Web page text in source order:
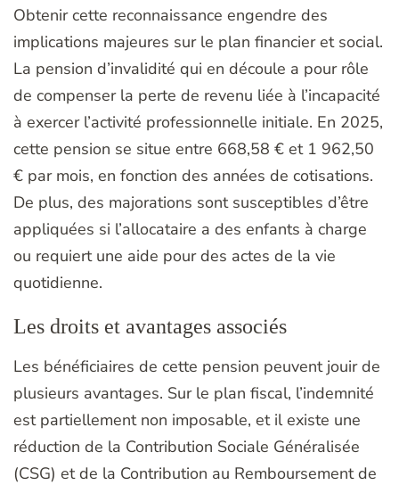
Obtenir cette reconnaissance engendre des
implications majeures sur le plan financier et social.
La pension d’invalidité qui en découle a pour rôle
de compenser la perte de revenu liée à l’incapacité
à exercer l’activité professionnelle initiale. En 2025,
cette pension se situe entre 668,58 € et 1 962,50
€ par mois, en fonction des années de cotisations.
De plus, des majorations sont susceptibles d’être
appliquées si l’allocataire a des enfants à charge
ou requiert une aide pour des actes de la vie
quotidienne.
Les droits et avantages associés
Les bénéficiaires de cette pension peuvent jouir de
plusieurs avantages. Sur le plan fiscal, l’indemnité
est partiellement non imposable, et il existe une
réduction de la Contribution Sociale Généralisée
(CSG) et de la Contribution au Remboursement de